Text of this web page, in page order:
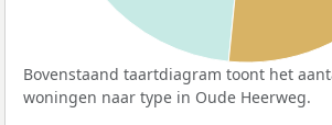
Bovenstaand taartdiagram toont het
woningen naar type in Oude Heerweg.